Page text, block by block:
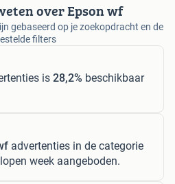
over Epson wf
gebaseerd op je zoekopdracht en de
filters
is 28,2% beschikbaar
advertenties in de categorie
week aangeboden.